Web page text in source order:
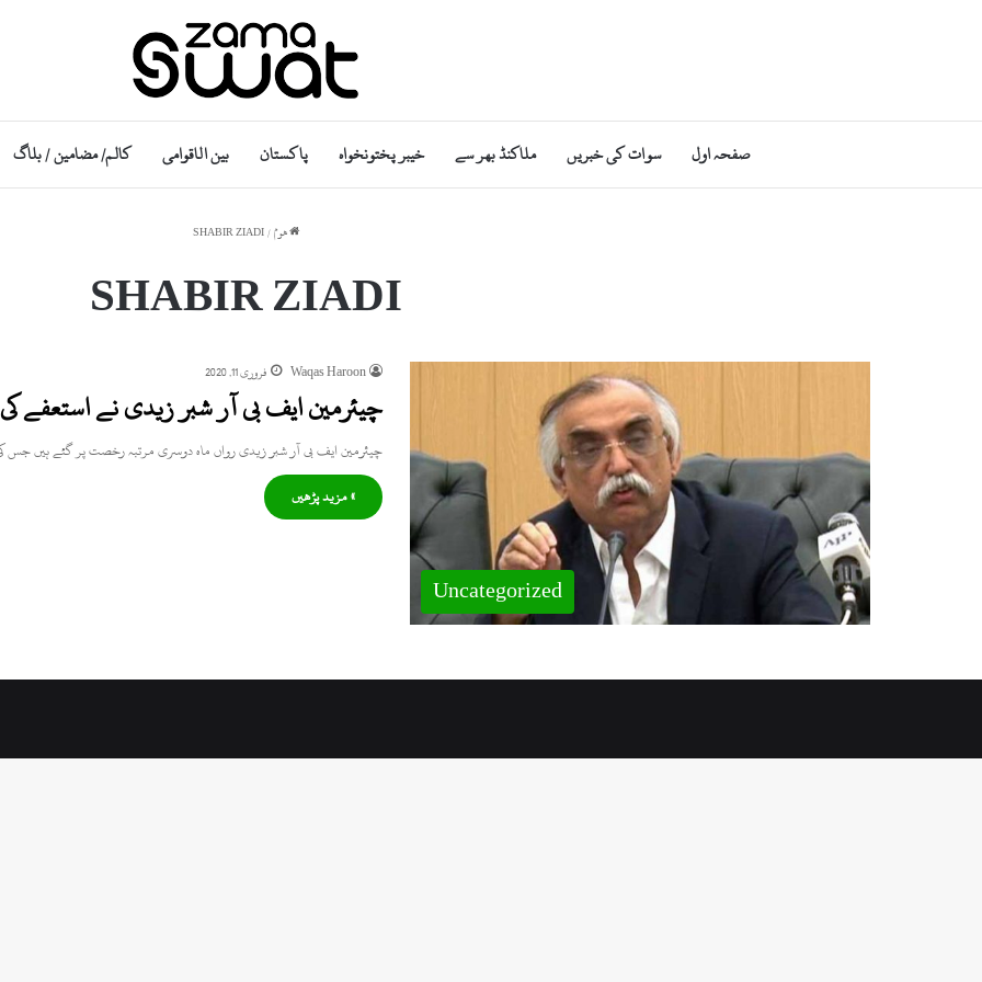
صفحہ اول سوات کی خبریں ملاکنڈ بھر سے خیبر پختونخواہ پاکستان بین الاقوامی کالم/ مضامین / بلاگ
ھوم /
SHABIR ZIADI
SHABIR ZIADI
Uncategorized
Waqas Haroon فروری 11, 2020
چیئرمین ایف بی آر شبر زیدی نے استعفے
چیئرمین ایف بی آر شبر زیدی رواں ماہ دوسری مرتبہ رخصت پر گئے ہیں
» مزید پڑھیں